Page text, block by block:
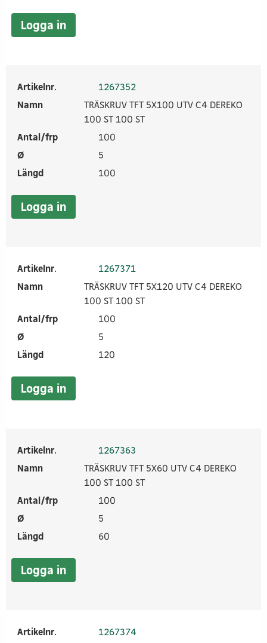
Logga in
Artikelnr.
1267352
Namn
TRÄSKRUV TFT 5X100 UTV C4 DEREKO
100 ST 100 ST
Antal/frp
100
Ø
5
Längd
100
Logga in
Artikelnr.
1267371
Namn
TRÄSKRUV TFT 5X120 UTV C4 DEREKO
100 ST 100 ST
Antal/frp
100
Ø
5
Längd
120
Logga in
Artikelnr.
1267363
Namn
TRÄSKRUV TFT 5X60 UTV C4 DEREKO
100 ST 100 ST
Antal/frp
100
Ø
5
Längd
60
Logga in
Artikelnr.
1267374